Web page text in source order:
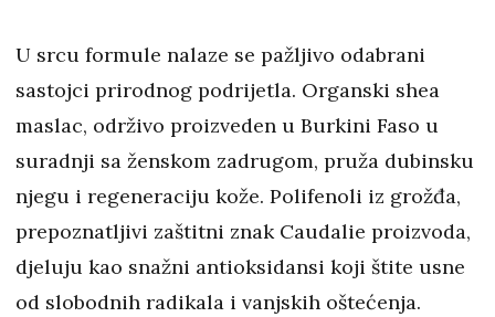
U srcu formule nalaze se pažljivo odabrani
sastojci prirodnog podrijetla. Organski shea
maslac, održivo proizveden u Burkini Faso u
suradnji sa ženskom zadrugom, pruža dubinsku
njegu i regeneraciju kože. Polifenoli iz grožđa,
prepoznatljivi zaštitni znak Caudalie proizvoda,
djeluju kao snažni antioksidansi koji štite usne
od slobodnih radikala i vanjskih oštećenja.